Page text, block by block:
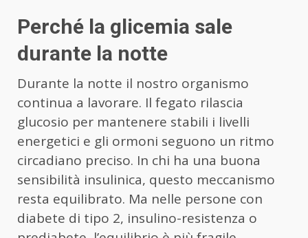
Perché la glicemia sale
durante la notte
Durante la notte il nostro organismo
continua a lavorare. Il fegato rilascia
glucosio per mantenere stabili i livelli
energetici e gli ormoni seguono un ritmo
circadiano preciso. In chi ha una buona
sensibilità insulinica, questo meccanismo
resta equilibrato. Ma nelle persone con
diabete di tipo 2, insulino-resistenza o